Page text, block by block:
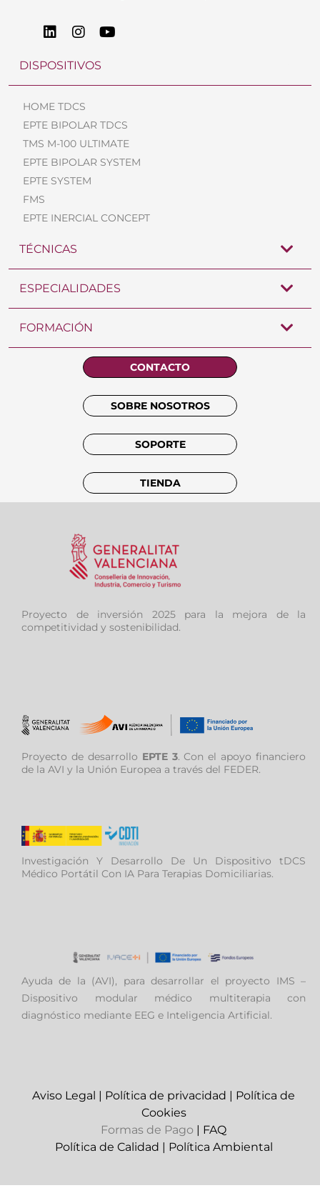
DISPOSITIVOS
HOME TDCS
EPTE BIPOLAR TDCS
TMS M-100 ULTIMATE
EPTE BIPOLAR SYSTEM
EPTE SYSTEM
FMS
EPTE INERCIAL CONCEPT
TÉCNICAS
ESPECIALIDADES
FORMACIÓN
CONTACTO
SOBRE NOSOTROS
SOPORTE
TIENDA
Proyecto de inversión 2025 para la mejora de la
competitividad y sostenibilidad.
Proyecto de desarrollo EPTE 3. Con el apoyo financiero
de la AVI y la Unión Europea a través del FEDER.
Investigación Y Desarrollo De Un Dispositivo tDCS
Médico Portátil Con IA Para Terapias Domiciliarias.
Ayuda de la (AVI), para desarrollar el proyecto IMS –
Dispositivo modular médico multiterapia con
diagnóstico mediante EEG e Inteligencia Artificial.
Aviso Legal | Política de privacidad | Política de
Cookies
Formas de Pago | FAQ
Política de Calidad | Política Ambiental